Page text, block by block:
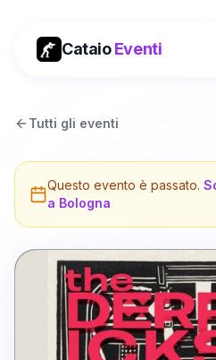
CataioEventi
Tutti gli eventi
Questo evento è passato.
a Bologna